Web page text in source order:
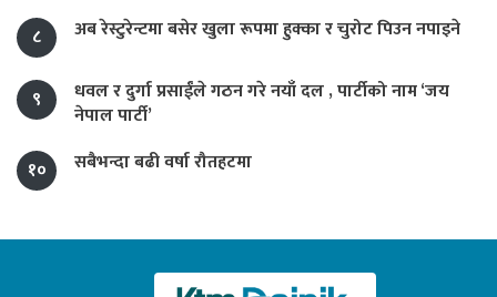
८
अब रेस्टुरेन्टमा बसेर खुला रूपमा हुक्का र चुरोट पिउन नपाइने
९
धवल र दुर्गा प्रसाईंले गठन गरे नयाँ दल , पार्टीको नाम ‘जय
नेपाल पार्टी’
१०
सबैभन्दा बढी वर्षा रौतहटमा